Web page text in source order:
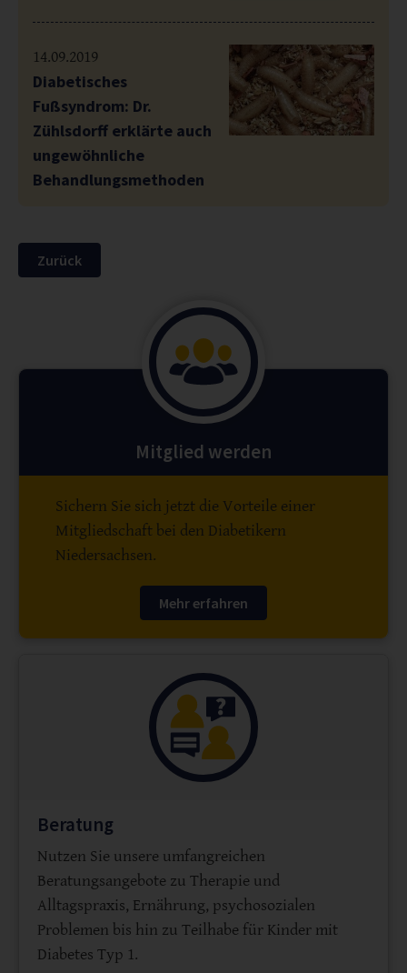
14.09.2019
Diabetisches
Fußsyndrom: Dr.
Zühlsdorff erklärte auch
ungewöhnliche
Behandlungsmethoden
Zurück
Mitglied werden
Sichern Sie sich jetzt die Vorteile einer
Mitgliedschaft bei den Diabetikern
Niedersachsen.
Mehr erfahren
Beratung
Nutzen Sie unsere umfangreichen
Beratungsangebote zu Therapie und
Alltagspraxis, Ernährung, psychosozialen
Problemen bis hin zu Teilhabe für Kinder mit
Diabetes Typ 1.